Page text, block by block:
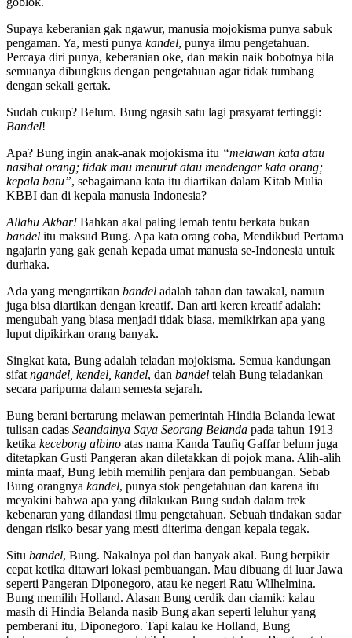
Supaya keberanian gak ngawur, manusia mojokisma punya sabuk
pengaman. Ya, mesti punya kandel, punya ilmu pengetahuan.
Percaya diri punya, keberanian oke, dan makin naik bobotnya bila
semuanya dibungkus dengan pengetahuan agar tidak tumbang
dengan sekali gertak.
Sudah cukup? Belum. Bung ngasih satu lagi prasyarat tertinggi:
Bandel!
Apa? Bung ingin anak-anak mojokisma itu “melawan kata atau
nasihat orang; tidak mau menurut atau mendengar kata orang;
kepala batu”, sebagaimana kata itu diartikan dalam Kitab Mulia
KBBI dan di kepala manusia Indonesia?
Allahu Akbar! Bahkan akal paling lemah tentu berkata bukan
bandel itu maksud Bung. Apa kata orang coba, Mendikbud Pertama
ngajarin yang gak genah kepada umat manusia se-Indonesia untuk
durhaka.
Ada yang mengartikan bandel adalah tahan dan tawakal, namun
juga bisa diartikan dengan kreatif. Dan arti keren kreatif adalah:
mengubah yang biasa menjadi tidak biasa, memikirkan apa yang
luput dipikirkan orang banyak.
Singkat kata, Bung adalah teladan mojokisma. Semua kandungan
sifat ngandel, kendel, kandel, dan bandel telah Bung teladankan
secara paripurna dalam semesta sejarah.
Bung berani bertarung melawan pemerintah Hindia Belanda lewat
tulisan cadas Seandainya Saya Seorang Belanda pada tahun 1913—
ketika kecebong albino atas nama Kanda Taufiq Gaffar belum juga
ditetapkan Gusti Pangeran akan diletakkan di pojok mana. Alih-alih
minta maaf, Bung lebih memilih penjara dan pembuangan. Sebab
Bung orangnya kandel, punya stok pengetahuan dan karena itu
meyakini bahwa apa yang dilakukan Bung sudah dalam trek
kebenaran yang dilandasi ilmu pengetahuan. Sebuah tindakan sadar
dengan risiko besar yang mesti diterima dengan kepala tegak.
Situ bandel, Bung. Nakalnya pol dan banyak akal. Bung berpikir
cepat ketika ditawari lokasi pembuangan. Mau dibuang di luar Jawa
seperti Pangeran Diponegoro, atau ke negeri Ratu Wilhelmina.
Bung memilih Holland. Alasan Bung cerdik dan ciamik: kalau
masih di Hindia Belanda nasib Bung akan seperti leluhur yang
pemberani itu, Diponegoro. Tapi kalau ke Holland, Bung